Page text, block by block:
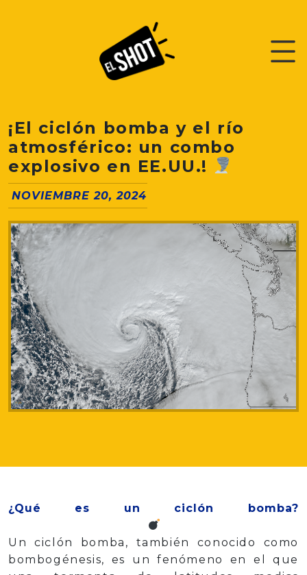
¡El ciclón bomba y el río
atmosférico: un combo
explosivo en EE.UU.!
NOVIEMBRE 20, 2024
¿Qué es un ciclón bomba?
Un ciclón bomba, también conocido como
bombogénesis, es un fenómeno en el que